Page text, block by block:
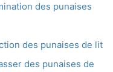
des punaises
des punaises de lit
des punaises de